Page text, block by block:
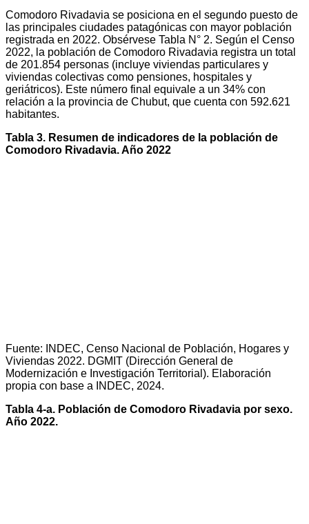
Comodoro Rivadavia se posiciona en el segundo puesto de
las principales ciudades patagónicas con mayor población
registrada en 2022. Obsérvese Tabla N° 2. Según el Censo
2022, la población de Comodoro Rivadavia registra un total
de 201.854 personas (incluye viviendas particulares y
viviendas colectivas como pensiones, hospitales y
geriátricos). Este número final equivale a un 34% con
relación a la provincia de Chubut, que cuenta con 592.621
habitantes.
Tabla 3. Resumen de indicadores de la población de
Comodoro Rivadavia. Año 2022
Fuente: INDEC, Censo Nacional de Población, Hogares y
Viviendas 2022. DGMIT (Dirección General de
Modernización e Investigación Territorial). Elaboración
propia con base a INDEC, 2024.
Tabla 4-a. Población de Comodoro Rivadavia por sexo.
Año 2022.